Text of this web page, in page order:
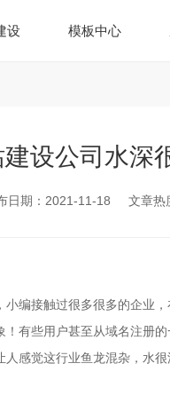
设 模板中心
设公司水深
日期：2021-11-18 文章热
编接触过很多很多的企业
有些用户甚至从域名注册
感觉这行业鱼龙混杂，水很